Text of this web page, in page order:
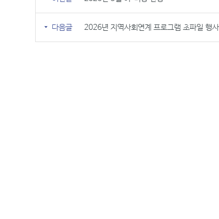
다음글 2026년 지역사회연계 프로그램 초파일 행